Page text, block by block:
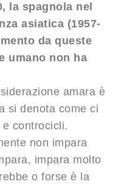
la spagnola nel
asiatica (1957-
da queste
umano non ha
amara è
si denota come ci
controcicli.
non impara
impara molto
o forse è la